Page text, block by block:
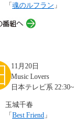
「 魂のルフラン 」
11月20日
Music Lovers
日本テレビ系 22:30~
玉城千春
「 Best Friend 」